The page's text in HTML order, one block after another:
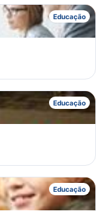
Educação
Educação
Educação